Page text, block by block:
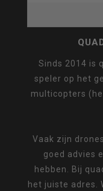
Sinds 2014 is
speler op het
multicopters
Vaak zijn
goed advies
hebben. Bij
het juiste adres.